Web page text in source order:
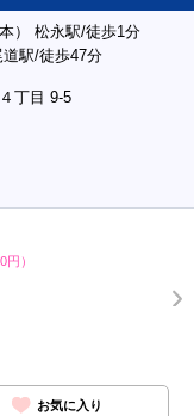
） 松永駅/徒歩1分
道駅/徒歩47分
丁目 9-5
円）
お気に入り